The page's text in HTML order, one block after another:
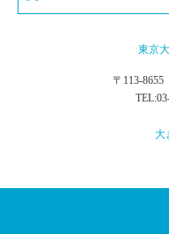
東京
〒113-
TEL:
大